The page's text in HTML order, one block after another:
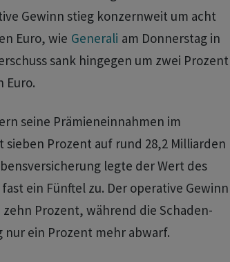
Gewinn stieg konzernweit um acht
Euro, wie Generali am Donnerstag in
sank hingegen um zwei Prozent
Euro.
seine Prämieneinnahmen im
sieben Prozent auf rund 28,2 Milliarden
legte der Wert des
ein Fünftel zu. Der operative Gewinn
zehn Prozent, während die Schaden-
ein Prozent mehr abwarf.